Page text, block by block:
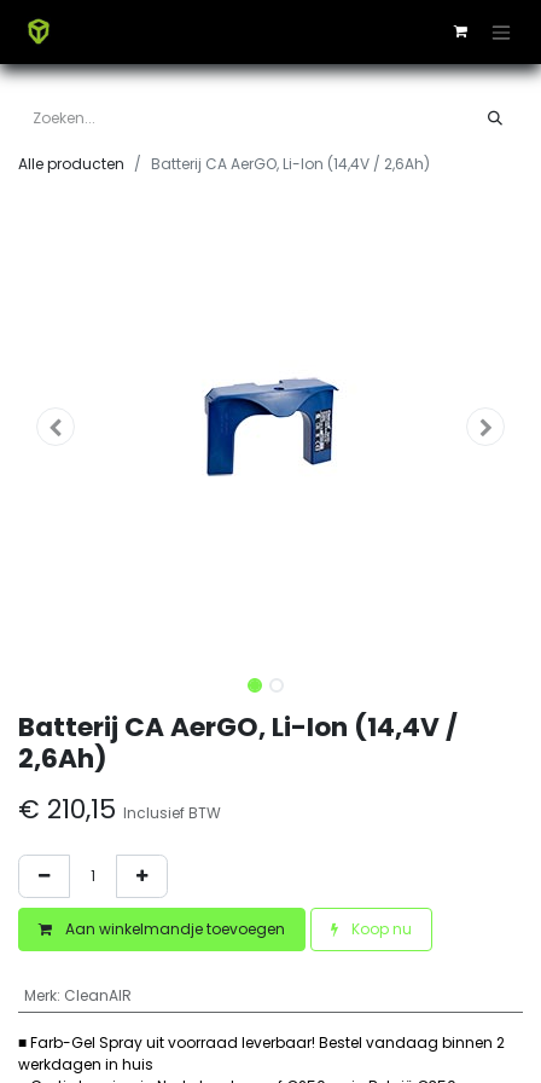
Alle producten Batterij CA AerGO, Li-Ion (14,4V / 2,6Ah)
Batterij CA AerGO, Li-Ion (14,4V /
2,6Ah)
€ 210,15 Inclusief BTW
Aan winkelmandje toevoegen Koop nu
Merk: CleanAIR
■ Farb-Gel Spray uit voorraad leverbaar! Bestel vandaag binnen 2
werkdagen in huis